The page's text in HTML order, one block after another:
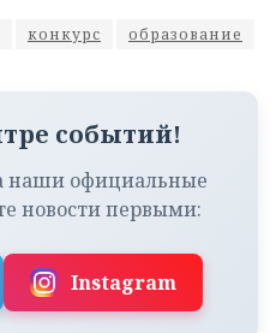
конкурс образование
событий!
наши официальные
новости первыми:
Instagram